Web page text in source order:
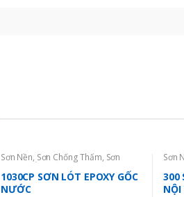
Sơn Nền, Sơn Chống Thấm, Sơn
Epoxy Gốc Nước
1030CP SƠN LÓT EPOXY GỐC
NƯỚC
Sơn
300